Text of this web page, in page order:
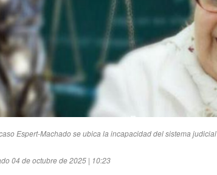
Espert-Machado se ubica la incapacidad del sistema judicial
04 de octubre de 2025 | 10:23